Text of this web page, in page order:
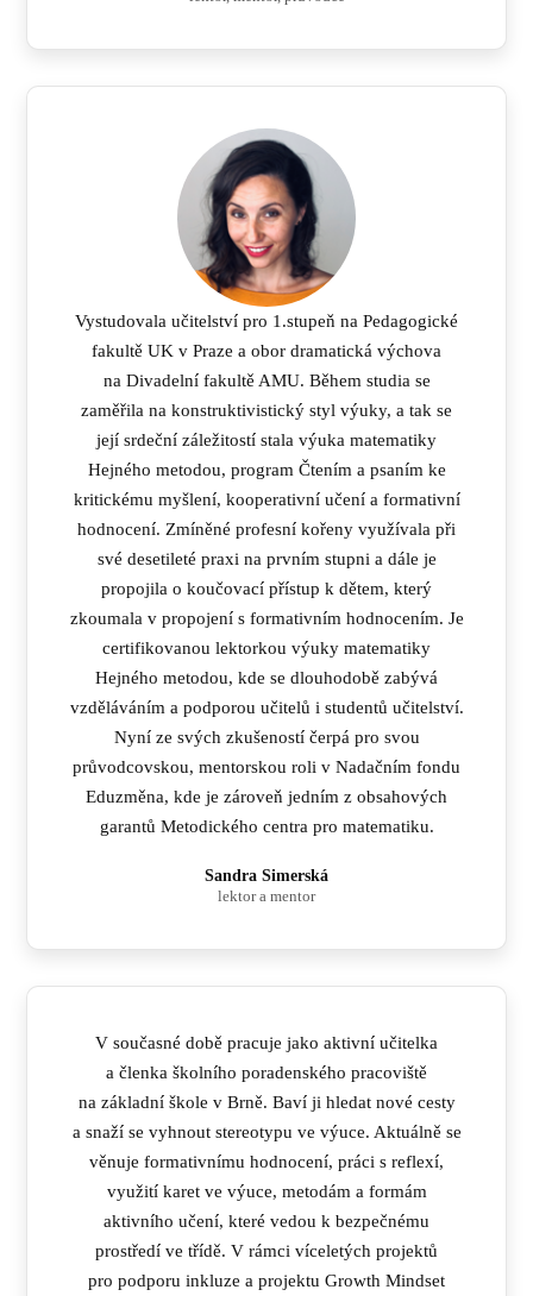
Vystudovala učitelství pro 1.stupeň na Pedagogické
fakultě UK v Praze a obor dramatická výchova
na Divadelní fakultě AMU. Během studia se
zaměřila na konstruktivistický styl výuky, a tak se
její srdeční záležitostí stala výuka matematiky
Hejného metodou, program Čtením a psaním ke
kritickému myšlení, kooperativní učení a formativní
hodnocení. Zmíněné profesní kořeny využívala při
své desetileté praxi na prvním stupni a dále je
propojila o koučovací přístup k dětem, který
zkoumala v propojení s formativním hodnocením. Je
certifikovanou lektorkou výuky matematiky
Hejného metodou, kde se dlouhodobě zabývá
vzděláváním a podporou učitelů i studentů učitelství.
Nyní ze svých zkušeností čerpá pro svou
průvodcovskou, mentorskou roli v Nadačním fondu
Eduzměna, kde je zároveň jedním z obsahových
garantů Metodického centra pro matematiku.
Sandra Simerská
lektor a mentor
V současné době pracuje jako aktivní učitelka
a členka školního poradenského pracoviště
na základní škole v Brně. Baví ji hledat nové cesty
a snaží se vyhnout stereotypu ve výuce. Aktuálně se
věnuje formativnímu hodnocení, práci s reflexí,
využití karet ve výuce, metodám a formám
aktivního učení, které vedou k bezpečnému
prostředí ve třídě. V rámci víceletých projektů
pro podporu inkluze a projektu Growth Mindset